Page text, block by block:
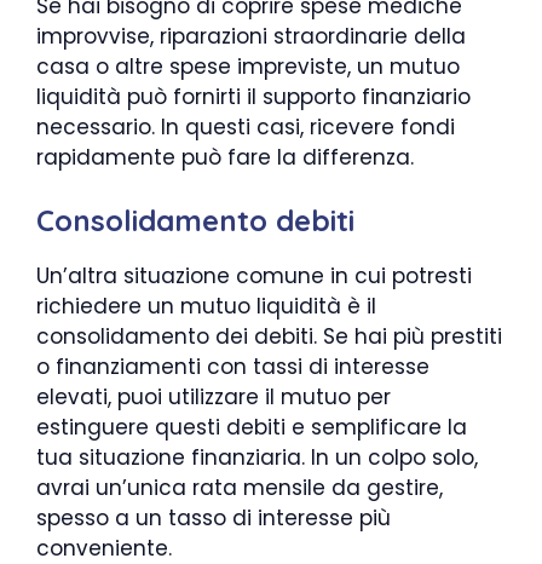
improvvise, riparazioni straordinarie della
casa o altre spese impreviste, un mutuo
liquidità può fornirti il supporto finanziario
necessario. In questi casi, ricevere fondi
rapidamente può fare la differenza.
Consolidamento debiti
Un’altra situazione comune in cui potresti
richiedere un mutuo liquidità è il
consolidamento dei debiti. Se hai più prestiti
o finanziamenti con tassi di interesse
elevati, puoi utilizzare il mutuo per
estinguere questi debiti e semplificare la
tua situazione finanziaria. In un colpo solo,
avrai un’unica rata mensile da gestire,
spesso a un tasso di interesse più
conveniente.